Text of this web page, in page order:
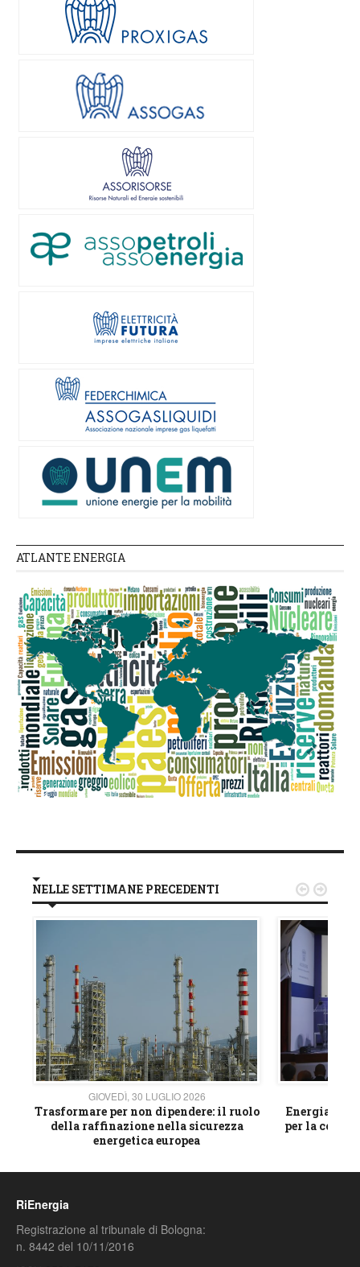
ATLANTE ENERGIA
NELLE SETTIMANE PRECEDENTI
GIOVEDÌ, 30 LUGLIO 2026
Trasformare per non dipendere: il ruolo
della raffinazione nella sicurezza
energetica europea
Energia e
per la
 
RiEnergia
Registrazione al tribunale di Bologna:
n. 8442 del 10/11/2016